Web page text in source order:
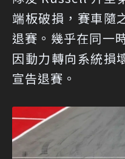
端板破損，賽車隨
退賽。幾乎在同一
因動力轉向系統損
宣告退賽。